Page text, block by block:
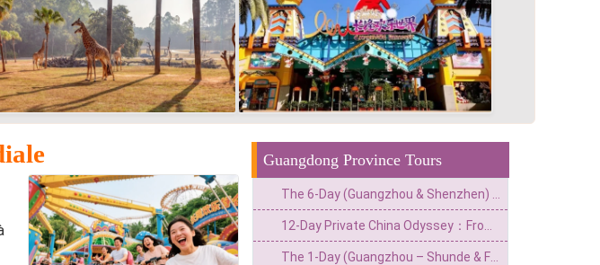
Guangdong Province Tours